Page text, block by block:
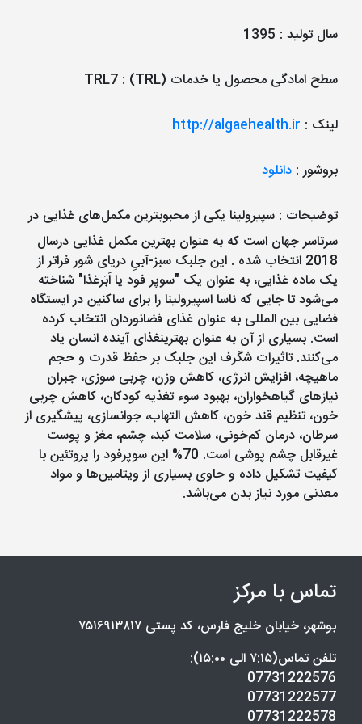
سال تولید :
1395
سطح امادگی محصول یا خدمات (TRL) :
TRL7
لینک :
http://algaehealth.ir
بروشور: دانلود
توضیحات : سپیرولینا یکی از محبوبترین مکمل‌های غذایی در
سرتاسر جهان است که به عنوان بهترین مکمل غذایی درسال
2018 انتخاب شده . این جلبک سبز-آبیِ دریای شور فراتر از
یک ماده غذایی، به عنوان یک "سوپر فود یا اَبَرغذا" شناخته
می‌شود تا جایی که ناسا اسپیرولینا را برای ساکنین در ایستگاه
فضایی بین المللی به عنوان غذای فضانوردان انتخاب کرده
است. بسیاری از آن به عنوان بهترینغذای آینده انسان یاد
می‌کنند. تاثیرات شگرف این جلبک بر حفظ قدرت و حجم
ماهیچه، افزایش انرژی، کاهش وزن، چربی سوزی، جبران
نیازهای گیاهخواران، بهبود سوء تغذیه کودکان، کاهش چربی
خون، تنظیم قند خون، کاهش التهاب، جوانسازی، پیشگیری از
سرطان، درمان کم‌خونی، سلامت کبد، چشم، مغز و پوست
غیرقابل چشم پوشی است. 70% این سوپرفود را پروتئین با
کیفیت تشکیل داده و حاوی بسیاری از ویتامین‌ها و مواد
معدنی مورد نیاز بدن می‌باشد.
تماس با مرکز
بوشهر، خیابان خلیج فارس، کد پستی ۷۵۱۶۹۱۳۸۱۷
تلفن تماس(۷:۱۵ الی ۱۵:۰۰):
07731222576
07731222577
07731222578